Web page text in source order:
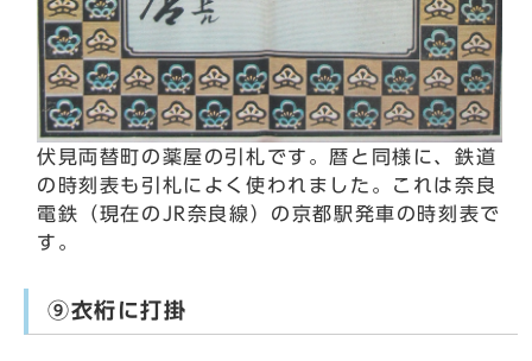
伏見両替町の薬屋の引札です。暦と同様に、鉄道
の時刻表も引札によく使われました。これは奈良
電鉄（現在のJR奈良線）の京都駅発車の時刻表で
す。
⑨衣桁に打掛